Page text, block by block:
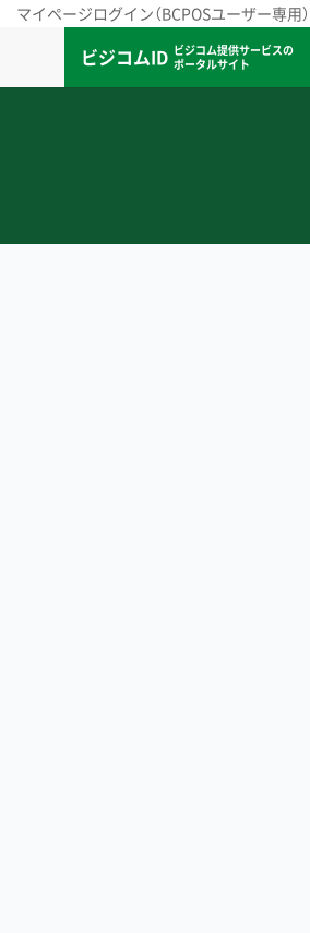
マイページログイン（BCPOSユーザー専用）
ビジコムID
ビジコム提供サービスの
ポータルサイト